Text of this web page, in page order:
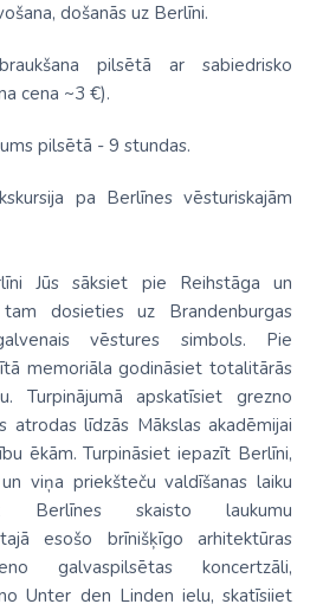
došanās uz Berlīni.
pilsētā ar sabiedrisko
cena ~3 €).
pilsētā - 9 stundas.
pa Berlīnes vēsturiskajām
Jūs sāksiet pie Reihstāga un
dosieties uz Brandenburgas
vēstures simbols. Pie
memoriāla godināsiet totalitārās
Turpinājumā apskatīsiet grezno
atrodas līdzās Mākslas akadēmijai
ēkām. Turpināsiet iepazīt Berlīni,
viņa priekšteču valdīšanas laiku
Berlīnes skaisto laukumu
esošo brīnišķīgo arhitektūras
galvaspilsētas koncertzāli,
Unter den Linden ielu, skatīsiiet